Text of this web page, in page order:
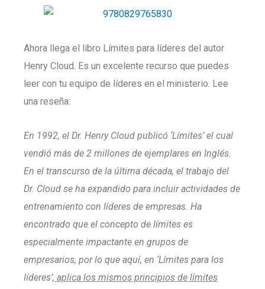
Ahora llega el libro Límites para líderes del autor
Henry Cloud. Es un excelente recurso que puedes
leer con tu equipo de líderes en el ministerio. Lee
una reseña:
En 1992, el Dr. Henry Cloud publicó ‘Límites’ el cual
vendió más de 2 millones de ejemplares en Inglés.
En el transcurso de la última década, el trabajo del
Dr. Cloud se ha expandido para incluir actividades de
entrenamiento con líderes de empresas. Ha
encontrado que el concepto de límites es
especialmente impactante en grupos de
empresarios, por lo que aquí, en ‘Límites para los
líderes’, aplica los mismos principios de límites